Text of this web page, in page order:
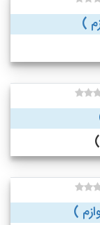
)
)